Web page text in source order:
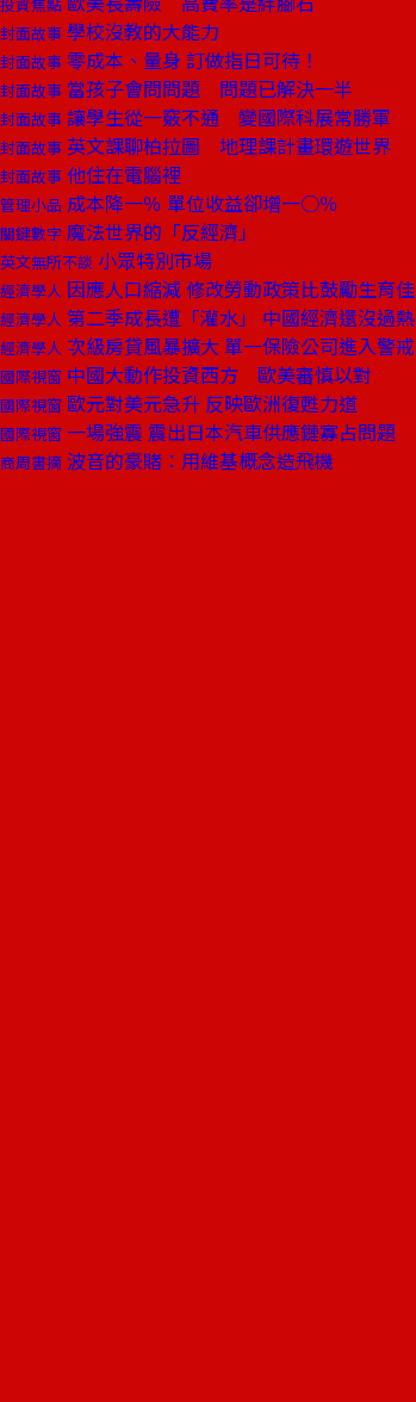
封面故事 學校沒教的大能力
封面故事 零成本、量身 訂做指日可待！
封面故事 當孩子會問問題 問題已解決一半
封面故事 讓學生從一竅不通 變國際科展常勝軍
封面故事 英文課聊柏拉圖 地理課計畫環遊世界
封面故事 他住在電腦裡
管理小品 成本降一％ 單位收益卻增一○％
關鍵數字 魔法世界的「反經濟」
英文無所不談 小眾特別市場
經濟學人 因應人口縮減 修改勞動政策比鼓勵生育佳
經濟學人 第二季成長遭「灌水」 中國經濟還沒過熱
經濟學人 次級房貸風暴擴大 單一保險公司進入警戒
國際視窗 中國大動作投資西方 歐美審慎以對
國際視窗 歐元對美元急升 反映歐洲復甦力道
國際視窗 一場強震 震出日本汽車供應鏈寡占問題
商周書摘 波音的豪賭：用維基概念造飛機